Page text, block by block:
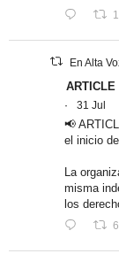
1
En Alta
·
31 Jul
📢
el inicio
La
misma
los